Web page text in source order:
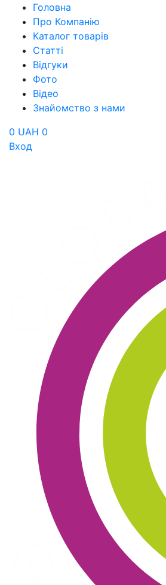
Головна
Про Компанію
Каталог товарів
Статті
Відгуки
Фото
Відео
Знайомство з нами
0 UAH 0
Вход